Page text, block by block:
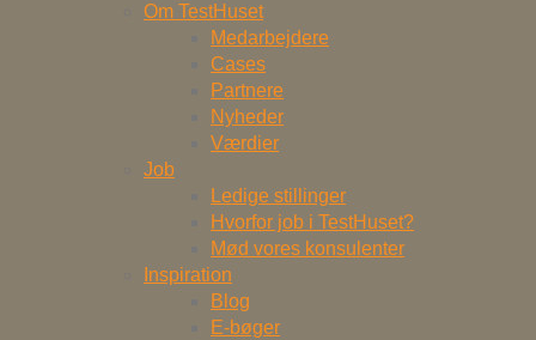
Om TestHuset
Medarbejdere
Cases
Partnere
Nyheder
Værdier
Job
Ledige stillinger
Hvorfor job i TestHuset?
Mød vores konsulenter
Inspiration
Blog
E-bøger